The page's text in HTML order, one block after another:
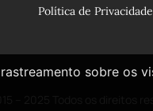
Política de Privacidade
sobre os